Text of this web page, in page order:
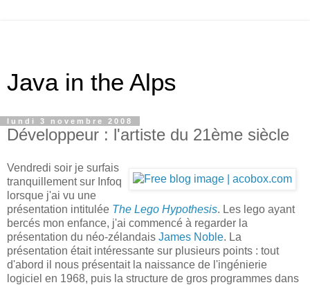
Java in the Alps
lundi 3 novembre 2008
Développeur : l'artiste du 21ème siècle
Vendredi soir je surfais
tranquillement sur Infoq
lorsque j'ai vu une
présentation intitulée The Lego Hypothesis. Les lego ayant
bercés mon enfance, j'ai commencé à regarder la
présentation du néo-zélandais James Noble. La
présentation était intéressante sur plusieurs points : tout
d'abord il nous présentait la naissance de l'ingénierie
logiciel en 1968, puis la structure de gros programmes dans